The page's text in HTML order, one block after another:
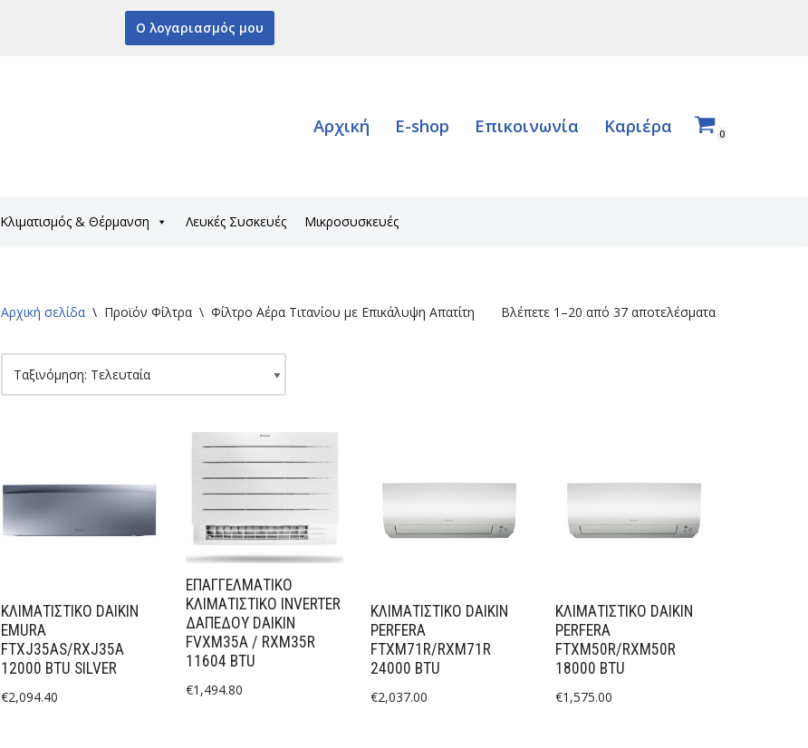
Ο λογαριασμός μου
Αρχική E-shop Επικοινωνία Καριέρα 0
Κλιματισμός & Θέρμανση Λευκές Συσκευές Μικροσυσκευές
Αρχική σελίδα \ Προϊόν Φίλτρα \ Φίλτρο Αέρα Τιτανίου με Επικάλυψη Απατίτη Βλέπετε 1–20 από 37 αποτελέσματα
ΚΛΙΜΑΤΙΣΤΙΚΟ DAIKIN
EMURA
FTXJ35AS/RXJ35A
12000 BTU SILVER
€2,094.40
ΕΠΑΓΓΕΛΜΑΤΙΚΌ
ΚΛΙΜΑΤΙΣΤΙΚΌ INVERTER
ΔΑΠΈΔΟΥ DAIKIN
FVXM35A / RXM35R
11604 BTU
€1,494.80
ΚΛΙΜΑΤΙΣΤΙΚΟ DAIKIN
PERFERA
FTXM71R/RXM71R
24000 BTU
€2,037.00
ΚΛΙΜΑΤΙΣΤΙΚΟ DAIKIN
PERFERA
FTXM50R/RXM50R
18000 BTU
€1,575.00